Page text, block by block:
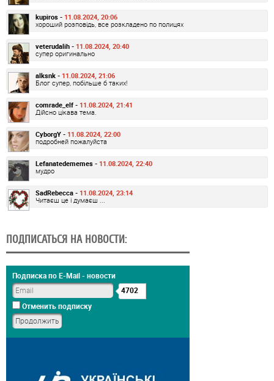
kupiros - 11.08.2024, 20:06
хороший розповідь, все розкладено по полицях
veterudalih - 11.08.2024, 20:40
супер оригинально
alksnk - 11.08.2024, 21:06
Блог супер, побільше б таких!
comrade_elf - 11.08.2024, 21:41
Дійсно цікава тема.
CyborgY - 11.08.2024, 22:00
подробней пожалуйста
Lefanatedememes - 11.08.2024, 22:40
мудро
SadRebecca - 11.08.2024, 23:14
Читаєш це і думаєш ...
ПОДПИСАТЬСЯ НА НОВОСТИ:
Подписка по E-Mail - новости
4702
Отменить подписку